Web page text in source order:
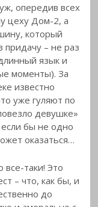
опередив всех
цеху Дом-2, а
который
придачу – не раз
язык и
моменты). За
известно
уже гуляют по
девушке»
бы не одно
оказаться…
таки! Это
– что, как бы, и
до